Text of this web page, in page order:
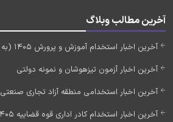
آخرین مطالب وبلاگ
آخرین اخبار استخدام آموزش و پرورش 1405 (به زودی)
آخرین اخبار آزمون تیزهوشان و نمونه دولتی
آخرین اخبار استخدامی منطقه آزاد تجاری صنعتی 1405
آخرین اخبار استخدام کادر اداری قوه قضاییه 1405 (به زودی)